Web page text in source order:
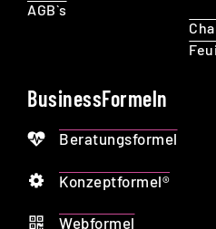
AGB`s
BusinessFormeln
Beratungsformel
Konzeptformel®
Webformel